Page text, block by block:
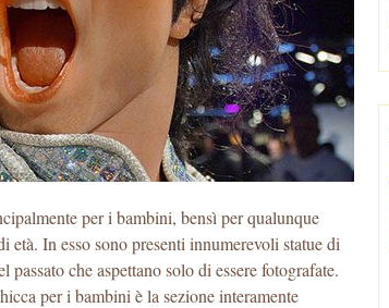
per i bambini, bensì per qualunque
età. In esso sono presenti innumerevoli statue di
che aspettano solo di essere fotografate.
per i bambini è la sezione interamente